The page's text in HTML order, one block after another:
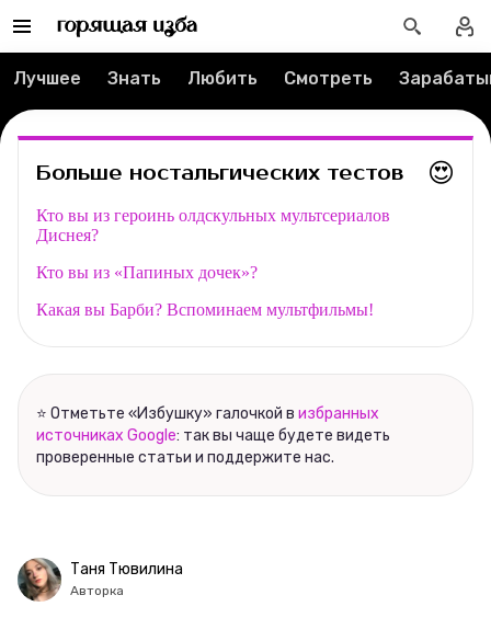
Редакция
Реклама
Спецпроекты
О проекте
О компании
Новости
Лучшее Знать Любить Смотреть
Больше ностальгических тестов 😍
Кто вы из героинь олдскульных мультсериалов
Диснея?
Кто вы из «Папиных дочек»?
Какая вы Барби? Вспоминаем мультфильмы!
⭐ Отметьте «Избушку» галочкой в избранных
источниках Google: так вы чаще будете видеть
проверенные статьи и поддержите нас.
Таня Тювилина
Авторка